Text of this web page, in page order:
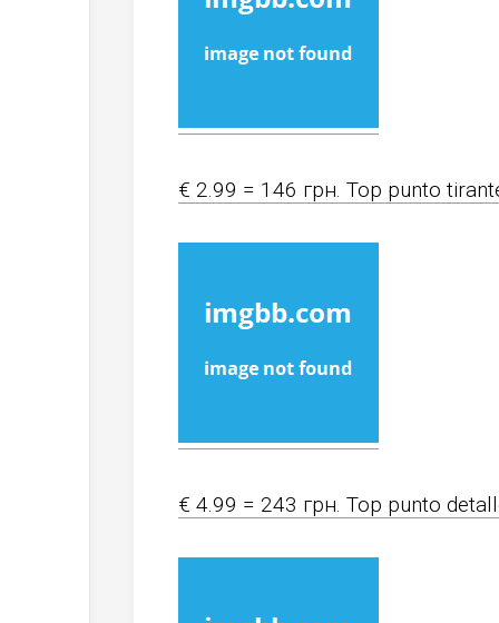
€ 2.99 = 146 грн. Top punto
€ 4.99 = 243 грн. Top punto